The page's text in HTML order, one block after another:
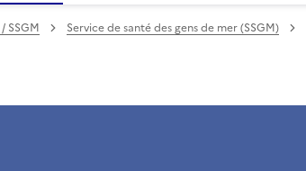
SSGM Service de santé des gens de mer (SSGM)